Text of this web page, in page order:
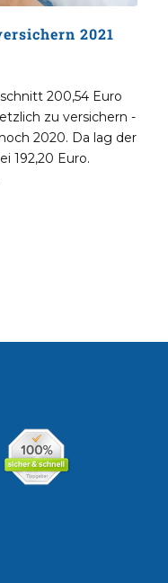
2021
200,54 Euro
zu versichern -
2020. Da lag der
192,20 Euro.